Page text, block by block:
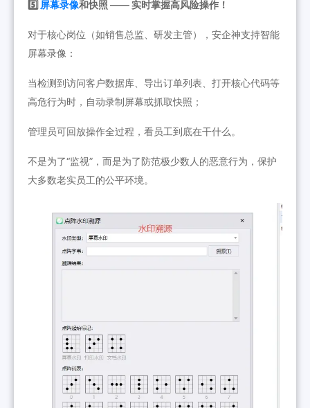
5️⃣ 屏幕录像和快照 —— 实时掌握高风险操作！
对于核心岗位（如销售总监、研发主管），安企神支持智能
屏幕录像：
当检测到访问客户数据库、导出订单列表、打开核心代码等
高危行为时，自动录制屏幕或抓取快照；
管理员可回放操作全过程，看员工到底在干什么。
不是为了“监视”，而是为了防范极少数人的恶意行为，保护
大多数老实员工的公平环境。